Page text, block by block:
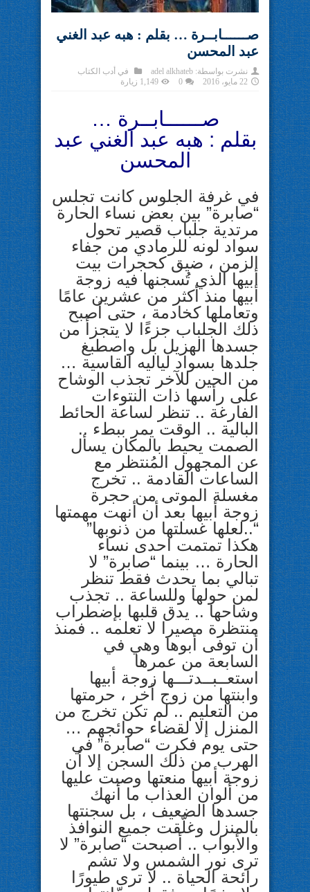
صــــــابــرة … بقلم : هبه عبد الغني
عبد المحسن
نشرت بواسطة: adel alkhateb في أدب الكتاب
22 مايو، 2016
0 1,149 زيارة
صــــــابــرة …
بقلم : هبه عبد الغني عبد
المحسن
في غرفة الجلوس كانت تجلس
“صابرة” بين بعض نساء الحارة
مرتدية جلباب قصير تحول
سواد لونه للرمادي من جفاء
الزمن ، ضيق كحجرات بيت
أبيها الذي تُسجنها فيه زوجة
أبيها منذ أكثر من عشرين عامًا
وتعاملها كخادمة ، حتى أصبح
ذلك الجلباب جزءًا لا يتجزأ من
جسدها الهزيل بل واصطبغ
جلدها بسواد لياليه القاسية …
من الحين للآخر تجذب الوشاح
على رأسها ذات النتوءات
الفارغة .. تنظر لساعة الحائط
البالية .. الوقت يمر ببطء ..
الصمت يحيط بالمكان يسأل
عن المجهول المُنتظر مع
الساعات القادمة .. تخرج
مغسلة الموتى من حجرة
زوجة أبيها بعد أن أنهت مهمتها
“..لعلها غسلتها من ذنوبها”
هكذا تمتمت احدى نساء
الحارة … بينما “صابرة” لا
تبالي بما يحدث فقط تنظر
لمن حولها وللساعة .. تجذب
وشاحها .. يدق قلبها بإضطراب
منتظرة مصيرا لا تعلمه .. فمنذ
أن توفى أبوها وهي في
السابعة من عمرها
استعــبــدتـــها زوجة أبيها
وابنتها من زوج أخر ، حرمتها
من التعليم .. لم تكن تخرج من
المنزل إلا لقضاء حوائجهم …
حتى يوم فكرت “صابرة” في
الهرب من ذلك السجن إلا أن
زوجة أبيها منعتها وصبت عليها
من ألوان العذاب ما أنهك
جسدها الضعيف ، بل سجنتها
بالمنزل وغلّقت جميع النوافذ
والأبواب .. أصبحت “صابرة” لا
ترى نور الشمس ولا تشم
رائحة الحياة .. لا ترى طيورًا